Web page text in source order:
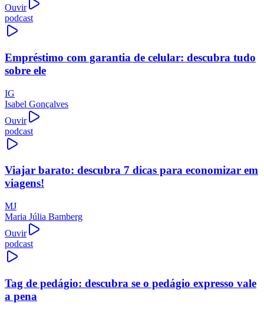
Ouvir
podcast
Empréstimo com garantia de celular: descubra tudo
sobre ele
IG
Isabel Gonçalves
Ouvir
podcast
Viajar barato: descubra 7 dicas para economizar em
viagens!
MJ
Maria Júlia Bamberg
Ouvir
podcast
Tag de pedágio: descubra se o pedágio expresso vale
a pena